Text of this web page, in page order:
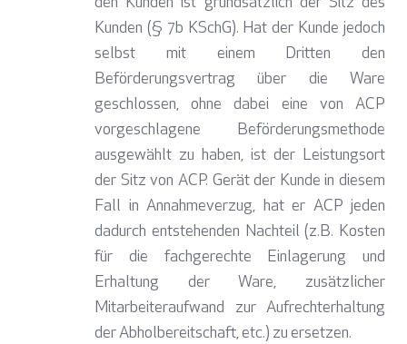
den Kunden ist grundsätzlich der Sitz des
Kunden (§ 7b KSchG). Hat der Kunde jedoch
selbst mit einem Dritten den
Beförderungsvertrag über die Ware
geschlossen, ohne dabei eine von ACP
vorgeschlagene Beförderungsmethode
ausgewählt zu haben, ist der Leistungsort
der Sitz von ACP. Gerät der Kunde in diesem
Fall in Annahmeverzug, hat er ACP jeden
dadurch entstehenden Nachteil (z.B. Kosten
für die fachgerechte Einlagerung und
Erhaltung der Ware, zusätzlicher
Mitarbeiteraufwand zur Aufrechterhaltung
der Abholbereitschaft, etc.) zu ersetzen.